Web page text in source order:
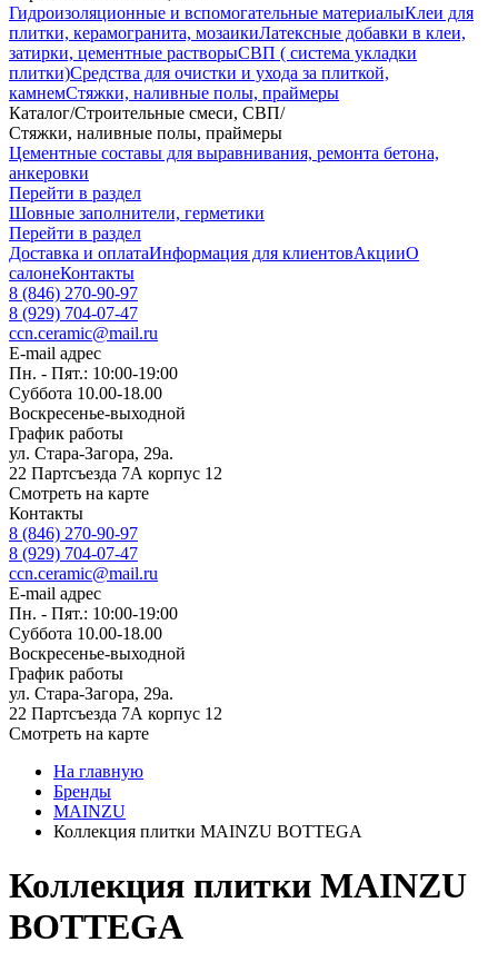
Гидроизоляционные и вспомогательные материалыКлеи для
плитки, керамогранита, мозаикиЛатексные добавки в клеи,
затирки, цементные растворыСВП ( система укладки
плитки)Средства для очистки и ухода за плиткой,
камнемСтяжки, наливные полы, праймеры
Каталог/Строительные смеси, СВП/
Стяжки, наливные полы, праймеры
Цементные составы для выравнивания, ремонта бетона,
анкеровки
Перейти в раздел
Шовные заполнители, герметики
Перейти в раздел
Доставка и оплатаИнформация для клиентовАкцииО
салонеКонтакты
8 (846) 270-90-97
8 (929) 704-07-47
ccn.ceramic@mail.ru
E-mail адрес
Пн. - Пят.: 10:00-19:00
Суббота 10.00-18.00
Воскресенье-выходной
График работы
ул. Стара-Загора, 29а.
22 Партсъезда 7А корпус 12
Смотреть на карте
Контакты
8 (846) 270-90-97
8 (929) 704-07-47
ccn.ceramic@mail.ru
E-mail адрес
Пн. - Пят.: 10:00-19:00
Суббота 10.00-18.00
Воскресенье-выходной
График работы
ул. Стара-Загора, 29а.
22 Партсъезда 7А корпус 12
Смотреть на карте
На главную
Бренды
MAINZU
Коллекция плитки MAINZU BOTTEGA
Коллекция плитки MAINZU
BOTTEGA